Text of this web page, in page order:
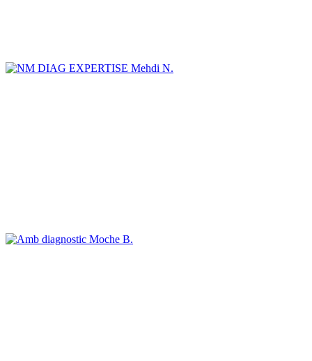
Mehdi N.
Moche B.